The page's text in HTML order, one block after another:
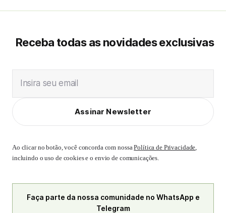
Receba todas as novidades exclusivas
Insira seu email
Assinar Newsletter
Ao clicar no botão, você concorda com nossaPolítica de Privacidade,
incluindo o uso de cookies e o envio de comunicações.
Faça parte da nossa comunidade no WhatsApp e
Telegram